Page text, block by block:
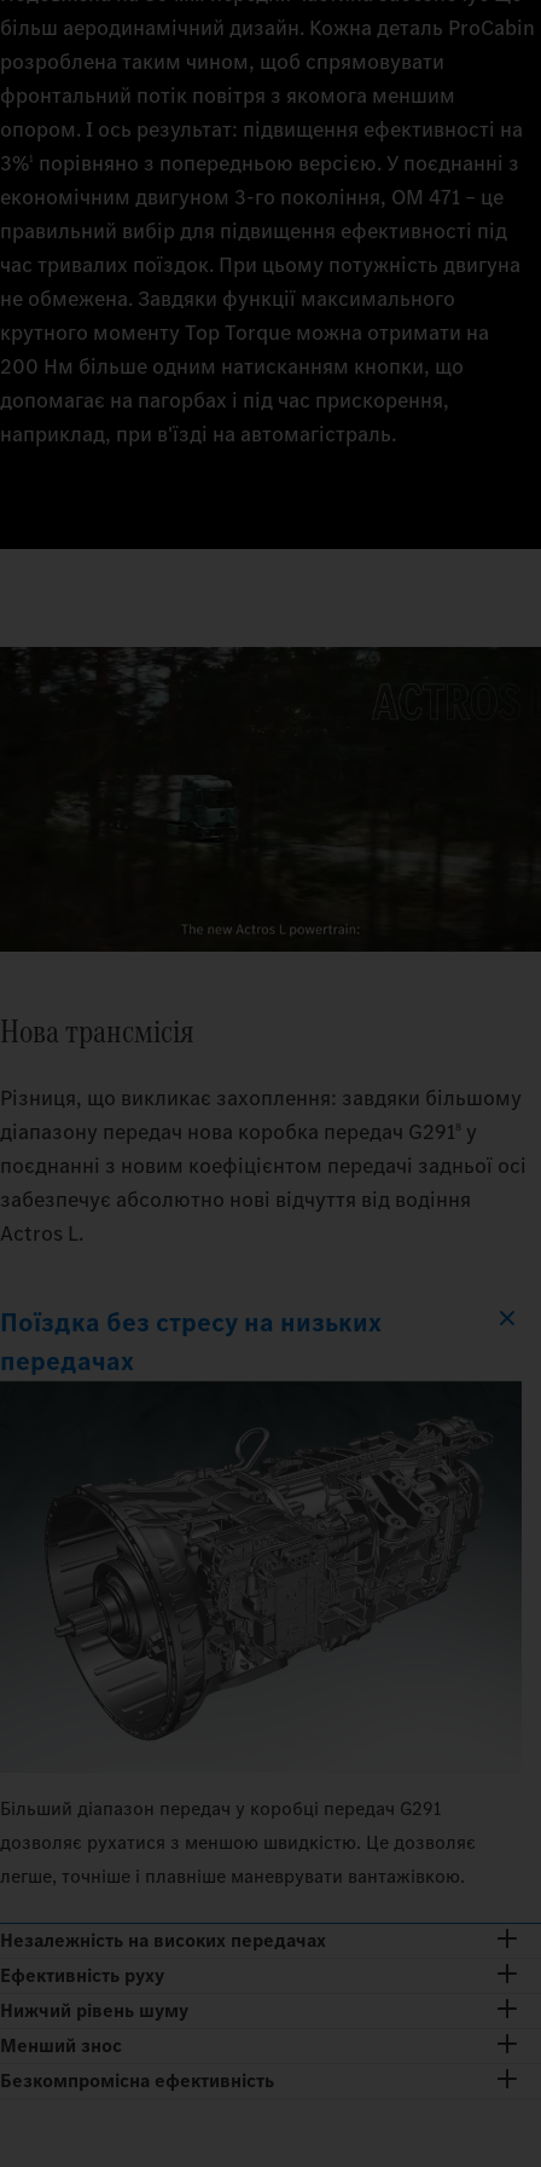
більш аеродинамічний дизайн. Кожна деталь ProCabin
розроблена таким чином, щоб спрямовувати
фронтальний потік повітря з якомога меншим
опором. І ось результат: підвищення ефективності на
3% 1
порівняно з попередньою версією. У поєднанні з
економічним двигуном 3‑го покоління, OM 471 – це
правильний вибір для підвищення ефективності під
час тривалих поїздок. При цьому потужність двигуна
не обмежена. Завдяки функції максимального
крутного моменту Top Torque можна отримати на
200 Нм більше одним натисканням кнопки, що
допомагає на пагорбах і під час прискорення,
наприклад, при в'їзді на автомагістраль.
Нова трансмісія
Різниця, що викликає захоплення: завдяки більшому
діапазону передач нова коробка передач G291 8
у
поєднанні з новим коефіцієнтом передачі задньої осі
забезпечує абсолютно нові відчуття від водіння
Actros L.
Поїздка без стресу на низьких
передачах
Більший діапазон передач у коробці передач G291
дозволяє рухатися з меншою швидкістю. Це дозволяє
легше, точніше і плавніше маневрувати вантажівкою.
Незалежність на високих передачах
Ефективність руху
Нижчий рівень шуму
Менший знос
Безкомпромісна ефективність